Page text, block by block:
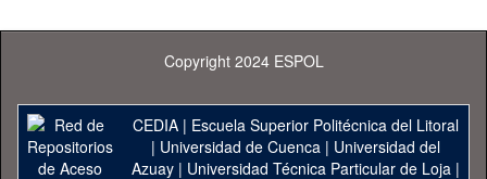
Copyright 2024 ESPOL
CEDIA| Escuela Superior Politécnica del Litoral
| Universidad de Cuenca| Universidad del
Azuay| Universidad Técnica Particular de Loja|